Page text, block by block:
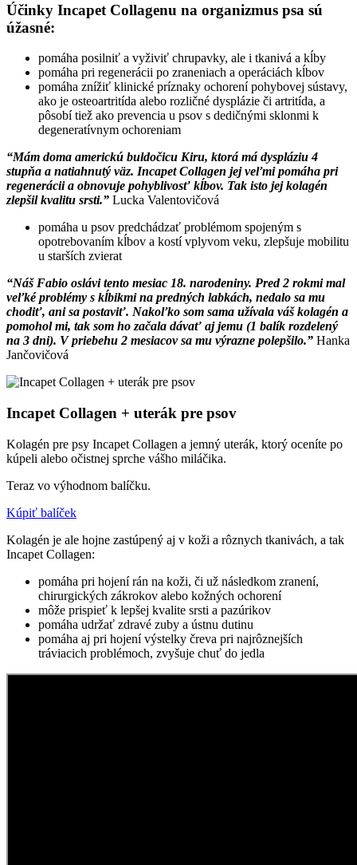
Účinky Incapet Collagenu na organizmus psa sú
úžasné:
pomáha posilniť a vyživiť chrupavky, ale i tkanivá a kĺby
pomáha pri regenerácii po zraneniach a operáciách kĺbov
pomáha znížiť klinické príznaky ochorení pohybovej sústavy,
ako je osteoartritída alebo rozličné dysplázie či artritída, a
pôsobí tiež ako prevencia u psov s dedičnými sklonmi k
degeneratívnym ochoreniam
“Mám doma americkú buldočicu Kiru, ktorá má dyspláziu 4
stupňa a natiahnutý väz. Incapet Collagen jej veľmi pomáha pri
regenerácii a obnovuje pohyblivosť kĺbov. Tak isto jej kolagén
zlepšil kvalitu srsti.” Lucka Valentovičová
pomáha u psov predchádzať problémom spojeným s
opotrebovaním kĺbov a kostí vplyvom veku, zlepšuje mobilitu
u starších zvierat
“Náš Fabio oslávi tento mesiac 18. narodeniny. Pred 2 rokmi mal
veľké problémy s kĺbikmi na predných labkách, nedalo sa mu
chodiť, ani sa postaviť. Nakoľko som sama užívala váš kolagén a
pomohol mi, tak som ho začala dávať aj jemu (1 balík rozdelený
na 3 dni). V priebehu 2 mesiacov sa mu výrazne polepšilo.” Hanka
Jančovičová
Incapet Collagen + uterák pre psov
Kolagén pre psy Incapet Collagen a jemný uterák, ktorý oceníte po
kúpeli alebo očistnej sprche vášho miláčika.
Teraz vo výhodnom balíčku.
Kúpiť balíček
Kolagén je ale hojne zastúpený aj v koži a rôznych tkanivách, a tak
Incapet Collagen:
pomáha pri hojení rán na koži, či už následkom zranení,
chirurgických zákrokov alebo kožných ochorení
môže prispieť k lepšej kvalite srsti a pazúrikov
pomáha udržať zdravé zuby a ústnu dutinu
pomáha aj pri hojení výstelky čreva pri najrôznejších
tráviacich problémoch, zvyšuje chuť do jedla